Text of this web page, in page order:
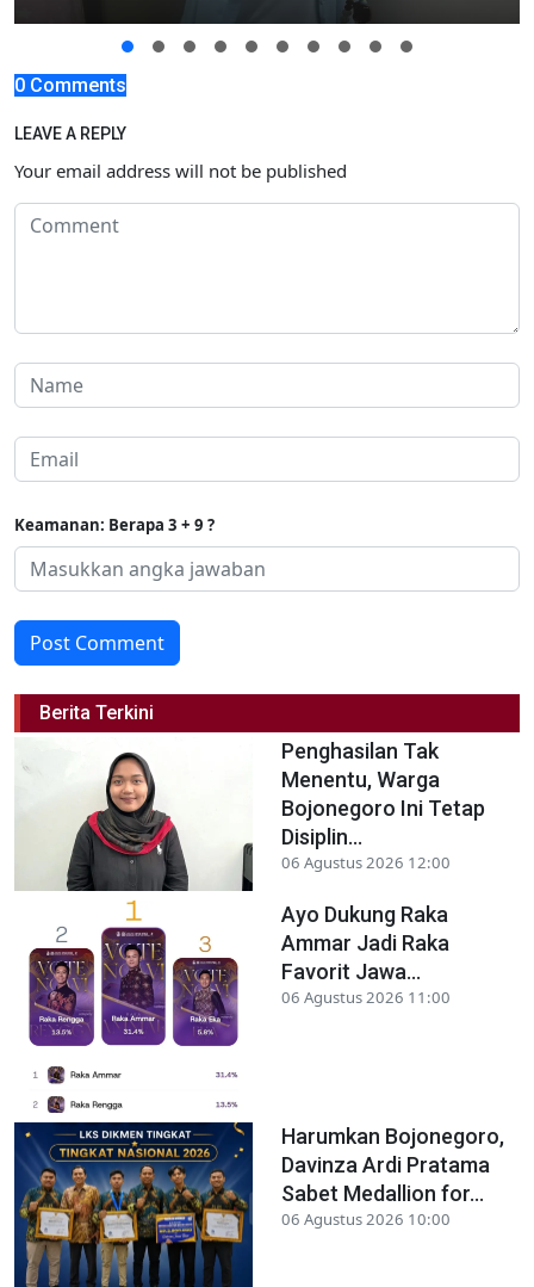
0 Comments
LEAVE A REPLY
Your email address will not be published
Keamanan: Berapa 3 + 9 ?
Post Comment
Berita Terkini
Penghasilan Tak
Menentu, Warga
Bojonegoro Ini Tetap
Disiplin...
06 Agustus 2026 12:00
Ayo Dukung Raka
Ammar Jadi Raka
Favorit Jawa...
06 Agustus 2026 11:00
Harumkan Bojonegoro,
Davinza Ardi Pratama
Sabet Medallion for...
06 Agustus 2026 10:00